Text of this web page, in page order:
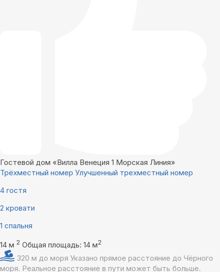
Гостевой дом «Вилла Венеция 1 Морская Линия»
Трёхместный номер Улучшенный трехместный номер
4 гостя
2 кровати
1 спальня
14 м 2 Общая площадь: 14 м2
320 м до моря Указано прямое расстояние до Чёрного
моря. Реальное расстояние в пути может быть больше.